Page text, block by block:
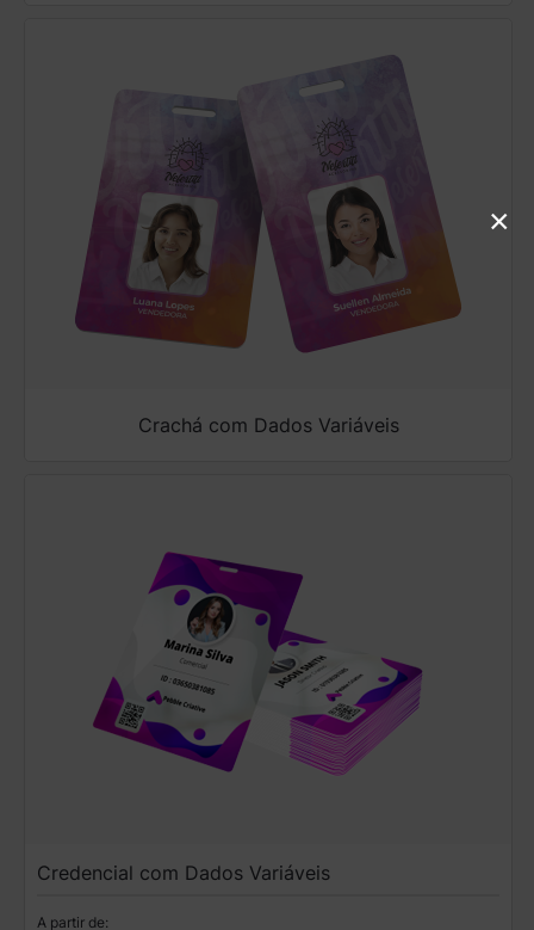
Crachá com Dados Variáveis
Credencial com Dados Variáveis
A partir de:
×